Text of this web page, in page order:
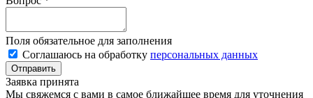
Поля обязательное для заполнения
Соглашаюсь на обработку персональных данных
Отправить
Заявка принята
Мы свяжемся с вами в самое ближайшее время для уточнения